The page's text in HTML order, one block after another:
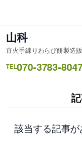
ス
キ
ッ
山科
直火手練りわらび餅製造
TEL070-3783-
該当する記事が